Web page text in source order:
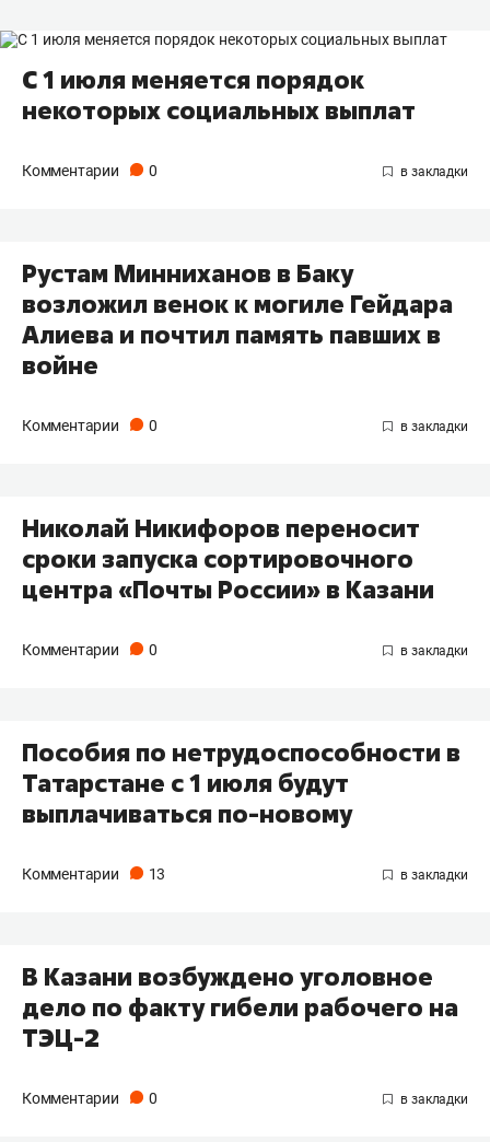
С 1 июля меняется порядок
некоторых социальных выплат
Комментарии 0
Рустам Минниханов в Баку
возложил венок к могиле Гейдара
Алиева и почтил память павших в
войне
Комментарии 0
Николай Никифоров переносит
сроки запуска сортировочного
центра «Почты России» в Казани
Комментарии 0
Пособия по нетрудоспособности в
Татарстане с 1 июля будут
выплачиваться по-новому
Комментарии 13
В Казани возбуждено уголовное
дело по факту гибели рабочего на
ТЭЦ-2
Комментарии 0